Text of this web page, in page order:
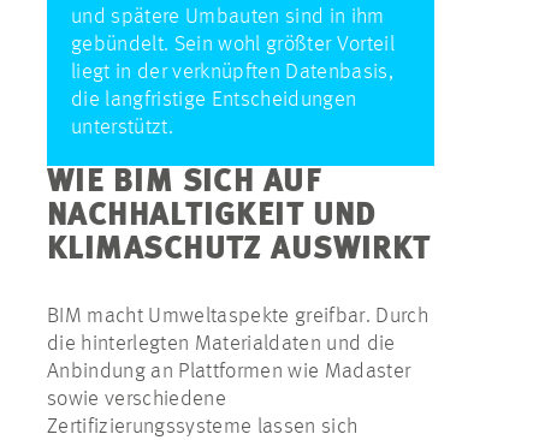
und spätere Umbauten sind in ihm
gebündelt. Sein wohl größter Vorteil
liegt in der verknüpften Datenbasis,
die langfristige Entscheidungen
unterstützt.
WIE BIM SICH AUF
NACHHALTIGKEIT UND
KLIMASCHUTZ AUSWIRKT
BIM macht Umweltaspekte greifbar. Durch
die hinterlegten Materialdaten und die
Anbindung an Plattformen wie Madaster
sowie verschiedene
Zertifizierungssysteme lassen sich